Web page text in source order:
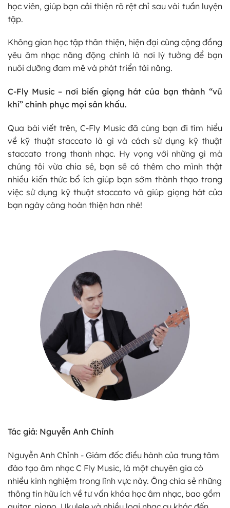
học viên, giúp bạn cải thiện rõ rệt chỉ sau vài tuần luyện
tập.
Không gian học tập thân thiện, hiện đại cùng cộng đồng
yêu âm nhạc năng động chính là nơi lý tưởng để bạn
nuôi dưỡng đam mê và phát triển tài năng.
C-Fly Music – nơi biến giọng hát của bạn thành “vũ
khí” chinh phục mọi sân khấu.
Qua bài viết trên, C-Fly Music đã cùng bạn đi tìm hiểu
về kỹ thuật staccato là gì và cách sử dụng kỹ thuật
staccato trong thanh nhạc. Hy vọng với những gì mà
chúng tôi vừa chia sẻ, bạn sẽ có thêm cho mình thật
nhiều kiến thức bổ ích giúp bạn sớm thành thạo trong
việc sử dụng kỹ thuật staccato và giúp giọng hát của
bạn ngày càng hoàn thiện hơn nhé!
Tác giả: Nguyễn Anh Chỉnh
Nguyễn Anh Chỉnh - Giám đốc điều hành của trung tâm
đào tạo âm nhạc C Fly Music, là một chuyên gia có
nhiều kinh nghiệm trong lĩnh vực này. Ông chia sẻ những
thông tin hữu ích về tư vấn khóa học âm nhạc, bao gồm